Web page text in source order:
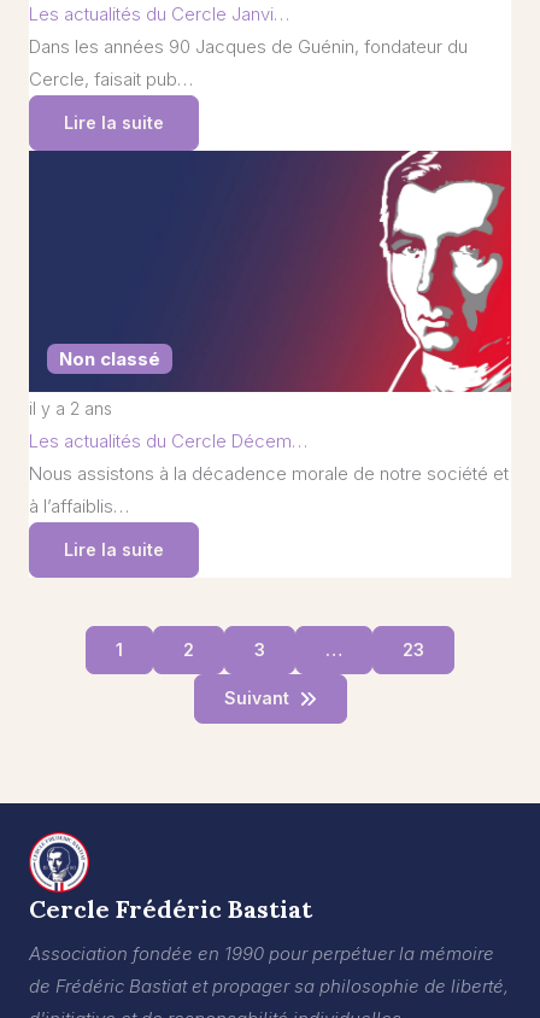
Les actualités du Cercle Janvi…
Dans les années 90 Jacques de Guénin, fondateur du
Cercle, faisait pub…
Lire la suite
Non classé
il y a 2 ans
Les actualités du Cercle Décem…
Nous assistons à la décadence morale de notre société et
à l’affaiblis…
Lire la suite
1 2 3 … 23
Suivant
Cercle Frédéric Bastiat
Association fondée en 1990 pour perpétuer la mémoire
de Frédéric Bastiat et propager sa philosophie de liberté,